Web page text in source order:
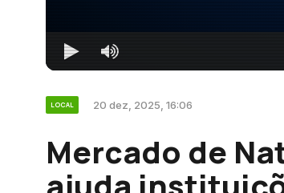
LOCAL 20 dez, 2025, 16:06
Mercado de
ajuda